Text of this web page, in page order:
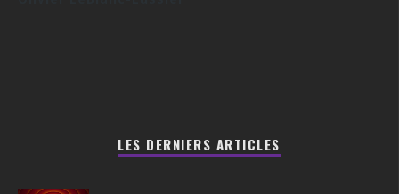
LES DERNIERS ARTICLES